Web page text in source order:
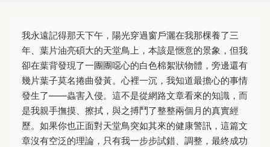
我永遠記得那天下午，陽光穿過窗戶灑在我那棵養了三
年、葉片油亮碩大的天堂鳥上，本該是愜意的景象，但我
卻在葉背發現了一團團噁心的白色棉絮狀物體，旁邊還有
幾片葉子莫名捲曲發黃。心裡一沉，我知道最擔心的事情
發生了——蟲害入侵。這不是從網路文章看來的知識，而
是我親手撫摸、擦拭，與之搏鬥了整整兩個月的真實經
歷。如果你也正面對天堂鳥突如其來的健康警訊，這篇文
章沒有空泛的理論，只有我一步步試錯、調整，最終成功